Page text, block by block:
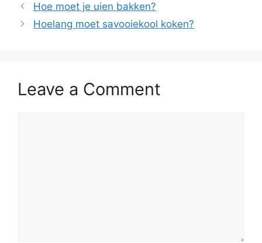
Hoe moet je uien bakken?
Hoelang moet savooiekool koken?
Leave a Comment